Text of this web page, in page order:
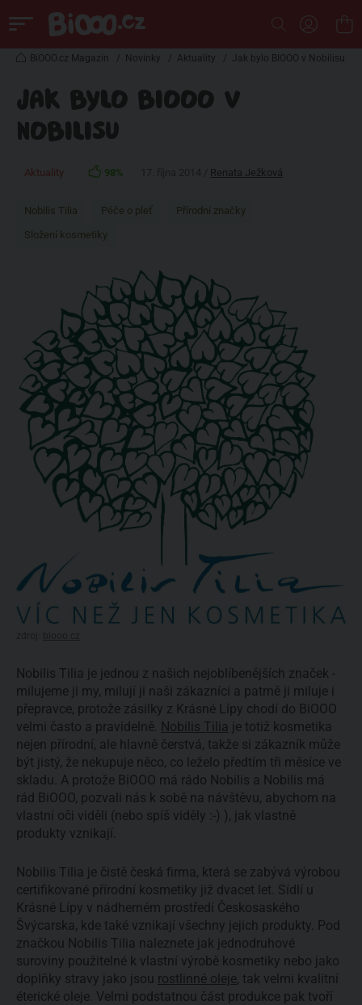
BiOOO.cz Magazin / Novinky / Aktuality / Jak bylo BIOOO v Nobilisu
JAK BYLO BIOOO V
NOBILISU
Aktuality 98% Renata Ježková
Nobilis Tilia Péče o pleť
Přírodní značky
Složení kosmetiky
Nobilis Tilia je jednou z našich nejoblíbenějších značek -
milujeme ji my, milují ji naši zákazníci a patrně ji miluje i
přepravce, protože zásilky z Krásné Lípy chodí do BiOOO
velmi často a pravidelně. Nobilis Tilia je totiž kosmetika
nejen přírodní, ale hlavně čerstvá, takže si zákazník může
být jistý, že nekupuje něco, co leželo předtím tři měsíce ve
skladu. A protože BiOOO má rádo Nobilis a Nobilis má
rád BiOOO, pozvali nás k sobě na návštěvu, abychom na
vlastní oči viděli (nebo spíš viděly :-) ), jak vlastně
produkty vznikají.
Nobilis Tilia je čistě česká firma, která se zabývá výrobou
certifikované přírodní kosmetiky již dvacet let. Sídlí u
Krásné Lípy v nádherném prostředí Českosaského
Švýcarska, kde také vznikají všechny jejich produkty. Pod
značkou Nobilis Tilia naleznete jak jednodruhové
suroviny použitelné k vlastní výrobě kosmetiky nebo jako
doplňky stravy jako jsou rostlinné oleje, tak velmi kvalitní
éterické oleje. Velmi podstatnou část produkce pak tvoří